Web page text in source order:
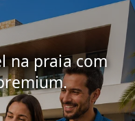
na praia com